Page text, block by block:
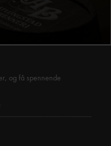
og få spennende